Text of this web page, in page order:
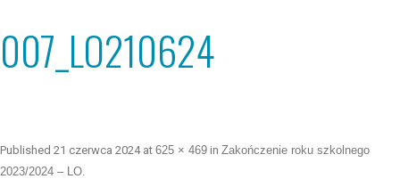
007_LO210624
Published 21 czerwca 2024at 625 × 469 in Zakończenie roku szkolnego
2023/2024 – LO.